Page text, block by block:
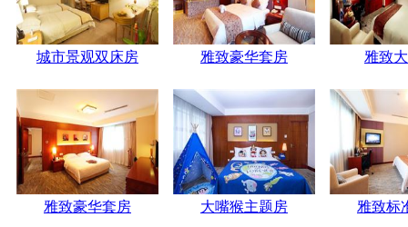
城市景观双床房 雅致豪华套房 雅致
雅致豪华套房 大嘴猴主题房 雅致标